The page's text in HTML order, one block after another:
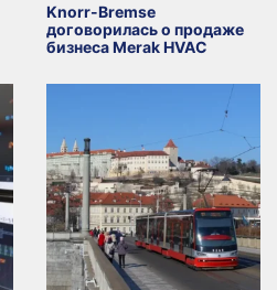
Knorr-Bremse
договорилась о продаже
бизнеса Merak HVAC